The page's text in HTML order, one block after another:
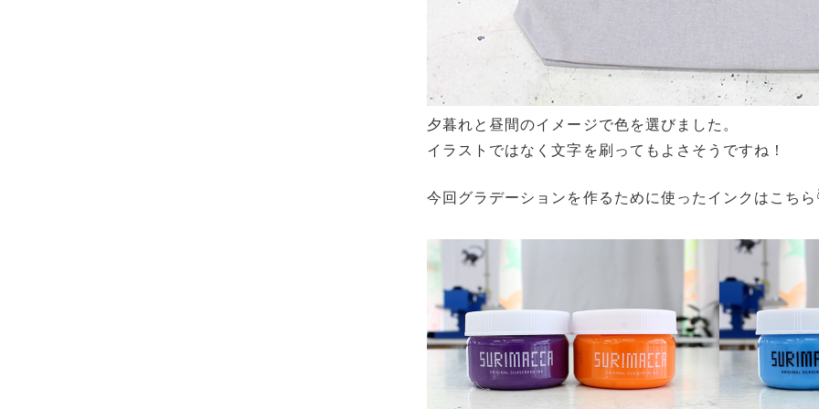
夕暮れと昼間のイメージで色を選びました。
イラストではなく文字を刷ってもよさそうですね！
今回グラデーションを作るために使ったインクはこちら